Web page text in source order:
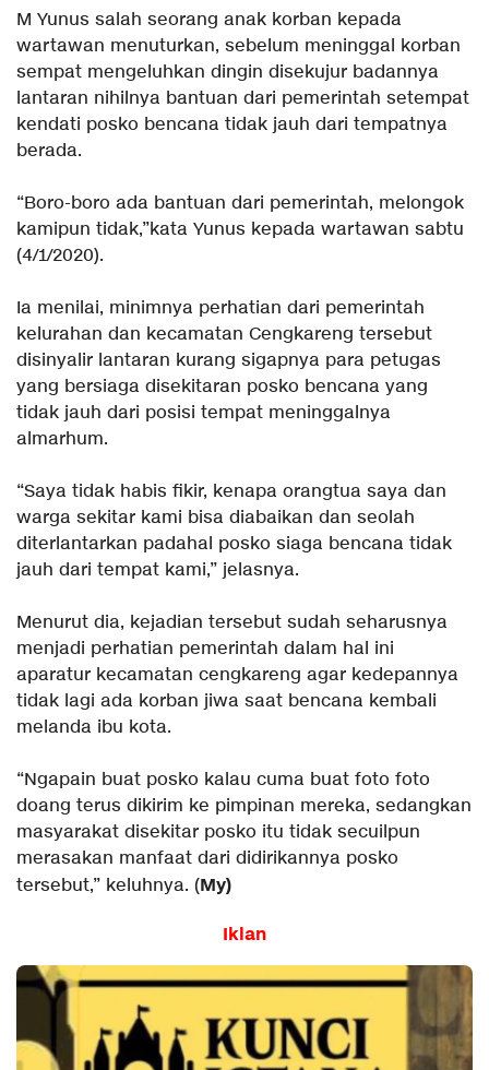
M Yunus salah seorang anak korban kepada
wartawan menuturkan, sebelum meninggal korban
sempat mengeluhkan dingin disekujur badannya
lantaran nihilnya bantuan dari pemerintah setempat
kendati posko bencana tidak jauh dari tempatnya
berada.
“Boro-boro ada bantuan dari pemerintah, melongok
kamipun tidak,”kata Yunus kepada wartawan sabtu
(4/1/2020).
Ia menilai, minimnya perhatian dari pemerintah
kelurahan dan kecamatan Cengkareng tersebut
disinyalir lantaran kurang sigapnya para petugas
yang bersiaga disekitaran posko bencana yang
tidak jauh dari posisi tempat meninggalnya
almarhum.
“Saya tidak habis fikir, kenapa orangtua saya dan
warga sekitar kami bisa diabaikan dan seolah
diterlantarkan padahal posko siaga bencana tidak
jauh dari tempat kami,” jelasnya.
Menurut dia, kejadian tersebut sudah seharusnya
menjadi perhatian pemerintah dalam hal ini
aparatur kecamatan cengkareng agar kedepannya
tidak lagi ada korban jiwa saat bencana kembali
melanda ibu kota.
“Ngapain buat posko kalau cuma buat foto foto
doang terus dikirim ke pimpinan mereka, sedangkan
masyarakat disekitar posko itu tidak secuilpun
merasakan manfaat dari didirikannya posko
tersebut,” keluhnya. (My)
Iklan